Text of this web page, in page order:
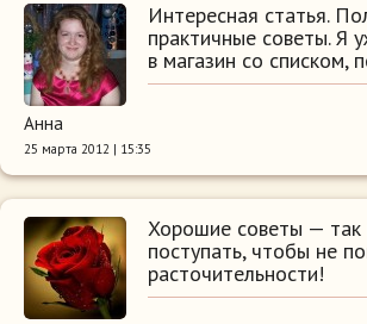
Интересная статья.
практичные советы. Я
в магазин со списком,
Анна
25 марта 2012 | 15:35
Хорошие советы — так
поступать, чтобы не
расточительности!